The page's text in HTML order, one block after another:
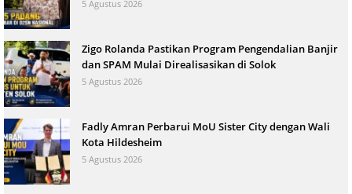
5 Agustus 2026
Zigo Rolanda Pastikan Program Pengendalian Banjir
dan SPAM Mulai Direalisasikan di Solok
5 Agustus 2026
Fadly Amran Perbarui MoU Sister City dengan Wali
Kota Hildesheim
5 Agustus 2026